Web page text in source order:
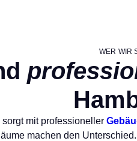
WER WIR
sorgt mit professioneller
machen den